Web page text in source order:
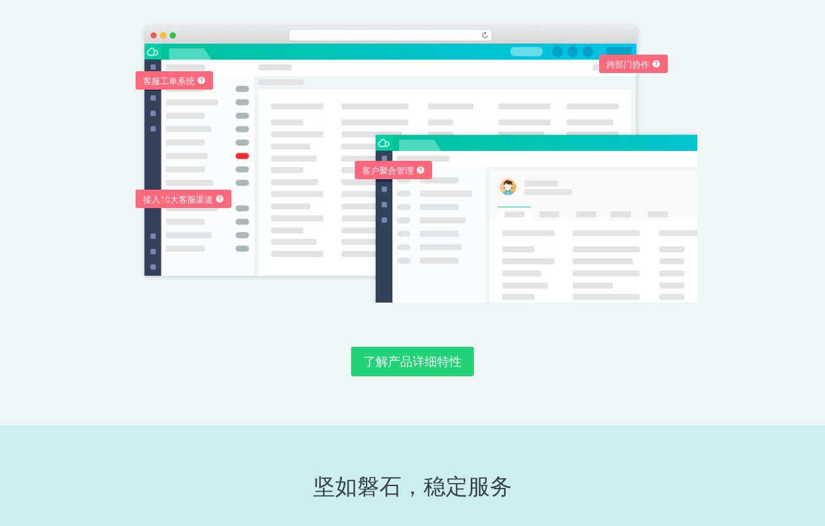
接入10大客服渠道
客服工单系统
客户聚合管理
跨部门协作
了解产品详细特性
坚如磐石，稳定服务